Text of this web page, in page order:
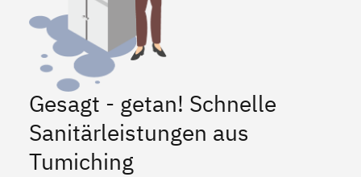
Gesagt - getan! Schnelle
Sanitärleistungen aus
Tumiching